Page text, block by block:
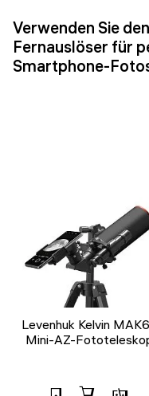
Verwenden Sie
Fernauslöser für
Smartphone-
Levenhuk Kelvin
Mini-AZ-